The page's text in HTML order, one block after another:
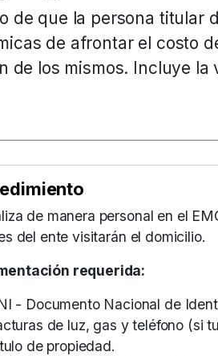
de que la persona titular
de afrontar el costo
de los mismos. Incluye
de manera personal en el
del ente visitarán el domicilio.
requerida:
- Documento Nacional de
de luz, gas y teléfono (si
de propiedad.